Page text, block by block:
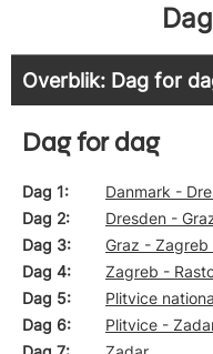
Overblik: Dag for
Dag for dag
Dag 1
Danmark -
Dag 2
Dresden -
Dag 3
Graz - Zagreb
Dag 4
Zagreb -
Dag 5
Plitvice
Dag 6
Plitvice -